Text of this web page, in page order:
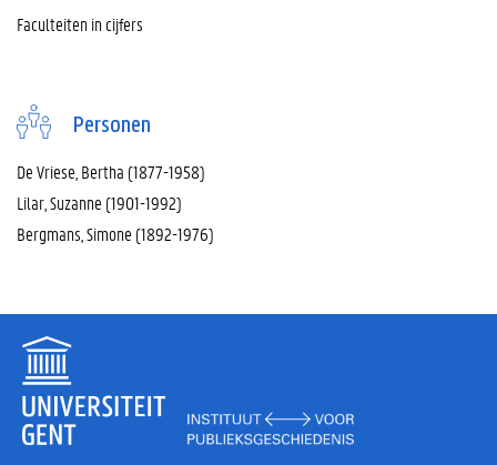
Faculteiten in cijfers
Personen
De Vriese, Bertha (1877-1958)
Lilar, Suzanne (1901-1992)
Bergmans, Simone (1892-1976)